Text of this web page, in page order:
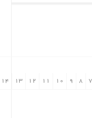
7
8
9
10
11
12
13
14